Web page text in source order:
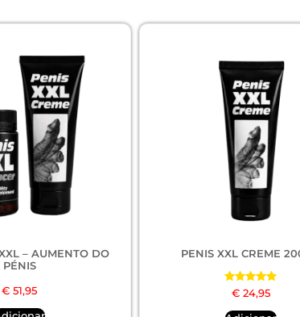
– AUMENTO DO
PÉNIS
€ 51,95
PENIS XXL CREME
Avaliação
5.00
de 5
€24,95